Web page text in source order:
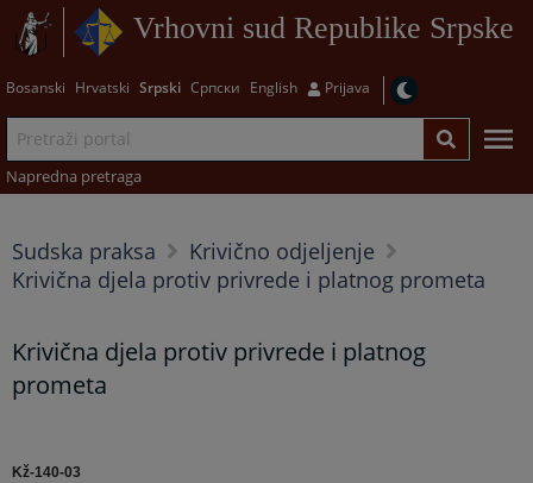
Vrhovni sud Republike Srpske
Bosanski Hrvatski Srpski Српски English Prijava
Napredna pretraga
Sudska praksa
Krivično odjeljenje
Krivična djela protiv privrede i platnog prometa
Krivična djela protiv privrede i platnog
prometa
Kž-140-03